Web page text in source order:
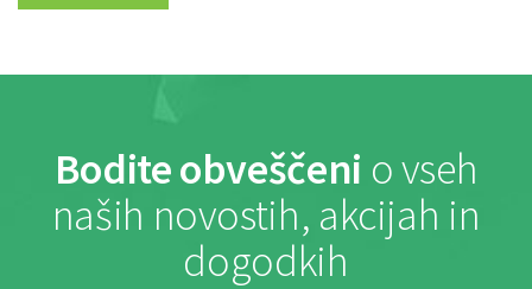
Bodite obveščeni o vseh
naših novostih, akcijah in
dogodkih